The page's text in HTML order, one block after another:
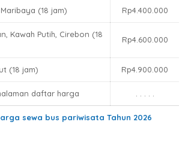
(18 jam) Rp4.400.000
Kawah Putih, Cirebon (18
Rp4.600.000
(18 jam) Rp4.900.000
daftar harga
sewa bus pariwisata Tahun 2026